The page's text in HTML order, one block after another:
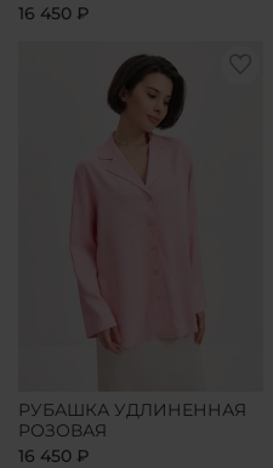
16 450 ₽
РУБАШКА УДЛИНЕННАЯ
РОЗОВАЯ
16 450 ₽